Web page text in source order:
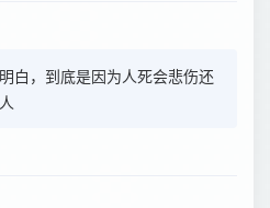
白，到底是因为人死会悲伤还